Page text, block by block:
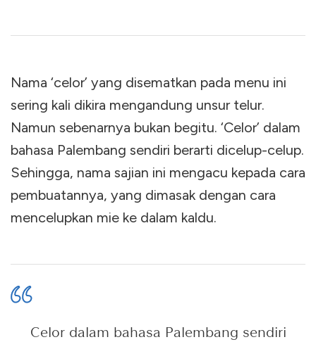
Nama ‘celor’ yang disematkan pada menu ini
sering kali dikira mengandung unsur telur.
Namun sebenarnya bukan begitu. ‘Celor’ dalam
bahasa Palembang sendiri berarti dicelup-celup.
Sehingga, nama sajian ini mengacu kepada cara
pembuatannya, yang dimasak dengan cara
mencelupkan mie ke dalam kaldu.
Celor dalam bahasa Palembang sendiri